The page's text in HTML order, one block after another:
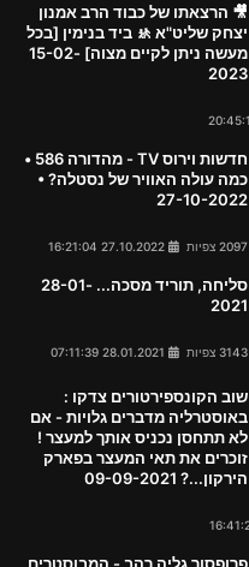
🎥 הרצאתו של כבוד הרב אמנון
יצחק שליט"א 🚸 ביד בנימין [בכל
מעשה ניתן לקיים מצוה] 15-02-
2023
חדשות וירוס TV - מהדורה 586 •
כמה עולה האוויר של נסטלה? •
27-10-2022
2097 צפיות
סליחה, תוריד מסכה... 28-01-
2021
3143 צפיות
שוב הקונספירטורים צדקו :
באוסטרליה מדברים גלויות - אם
לא תתחסן נכניס אותך למעצר !
זוכרים את תאי המעצר בפארק
הירקון...? 09-09-2021